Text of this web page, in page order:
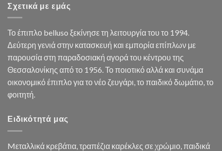
Σχετικά με εμάς
Το έπιπλο belluso ξεκίνησε τη λειτουργία του το 1994.
Δεύτερη γενιά στην κατασκευή και εμπορία επίπλων με
παρουσία στη παραδοσιακή αγορά του κέντρου της
Θεσσαλονίκης από το 1956. Το ποιοτικό αλλά και συνάμα
οικονομικό έπιπλο για το νέο ζευγάρι, το παιδικό δωμάτιο, το
φοιτητή.
Ειδικότητά μας
Mεταλλικά κρεβάτια, τραπέζια καρέκλες σε χρώμιο, παιδικά